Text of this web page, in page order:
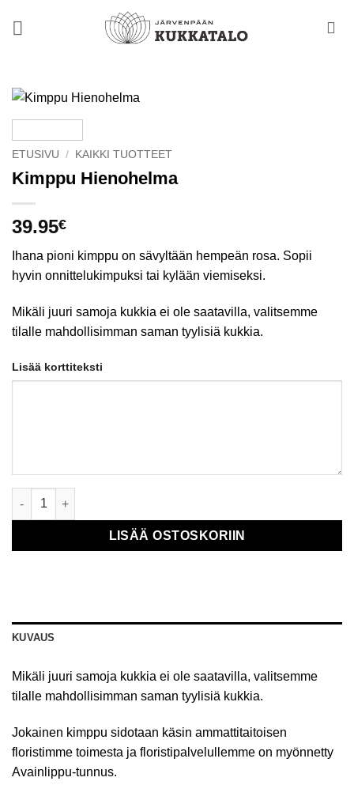
ETUSIVU / KAIKKI TUOTTEET
Kimppu Hienohelma
39.95€
Ihana pioni kimppu on sävyltään hempeän rosa. Sopii
hyvin onnittelukimpuksi tai kylään viemiseksi.
Mikäli juuri samoja kukkia ei ole saatavilla, valitsemme
tilalle mahdollisimman saman tyylisiä kukkia.
Lisää korttiteksti
Kimppu Hienohelma määrä
LISÄÄ OSTOSKORIIN
KUVAUS
Mikäli juuri samoja kukkia ei ole saatavilla, valitsemme
tilalle mahdollisimman saman tyylisiä kukkia.
Jokainen kimppu sidotaan käsin ammattitaitoisen
floristimme toimesta ja floristipalvelullemme on myönnetty
Avainlippu-tunnus.